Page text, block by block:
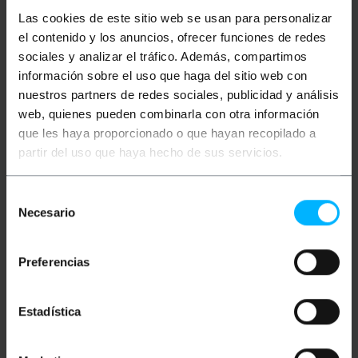
Las cookies de este sitio web se usan para personalizar
el contenido y los anuncios, ofrecer funciones de redes
sociales y analizar el tráfico. Además, compartimos
información sobre el uso que haga del sitio web con
nuestros partners de redes sociales, publicidad y análisis
web, quienes pueden combinarla con otra información
que les haya proporcionado o que hayan recopilado a
partir del uso que haya hecho de sus servicios.
Necesario
Preferencias
Estadística
Adaptador basado en conectores coaxiales
utilizados en los puntos de acceso y adaptadores
wireless 802.11 para conexión con las antenas y su
cableado. Adaptador MMCX-Macho en un extremo y
SMA-Hembra en el otro extremo.
Medidas y pesos
Peso bruto: 10 g
alto): 2.0 x 1.0 x 1.0 cm
Número de paquetes: 1